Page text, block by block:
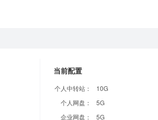
当前配置
个人中转站：
10G
个人网盘：
5G
企业网盘：
5G